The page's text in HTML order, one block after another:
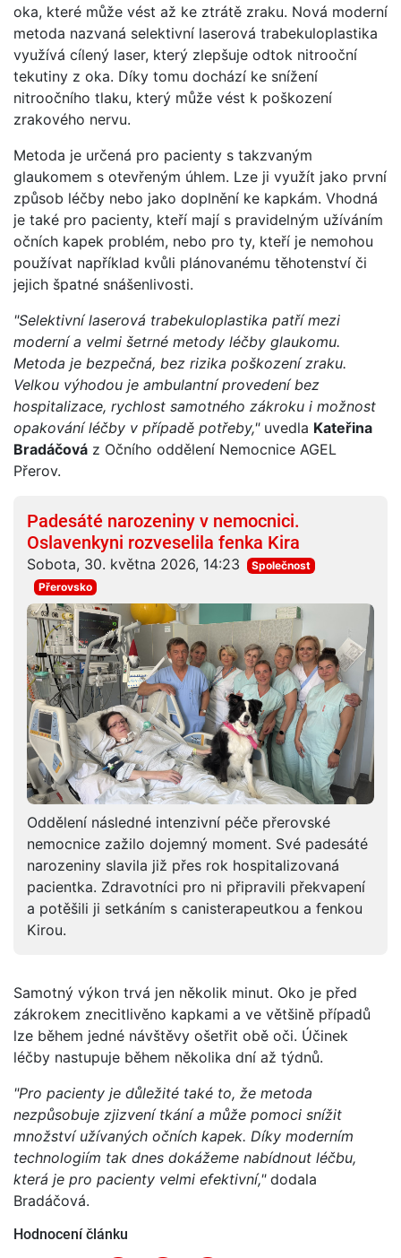
oka, které může vést až ke ztrátě zraku. Nová moderní
metoda nazvaná selektivní laserová trabekuloplastika
využívá cílený laser, který zlepšuje odtok nitrooční
tekutiny z oka. Díky tomu dochází ke snížení
nitroočního tlaku, který může vést k poškození
zrakového nervu.
Metoda je určená pro pacienty s takzvaným
glaukomem s otevřeným úhlem. Lze ji využít jako první
způsob léčby nebo jako doplnění ke kapkám. Vhodná
je také pro pacienty, kteří mají s pravidelným užíváním
očních kapek problém, nebo pro ty, kteří je nemohou
používat například kvůli plánovanému těhotenství či
jejich špatné snášenlivosti.
"Selektivní laserová trabekuloplastika patří mezi
moderní a velmi šetrné metody léčby glaukomu.
Metoda je bezpečná, bez rizika poškození zraku.
Velkou výhodou je ambulantní provedení bez
hospitalizace, rychlost samotného zákroku i možnost
opakování léčby v případě potřeby,"uvedla Kateřina
Bradáčová z Očního oddělení Nemocnice AGEL
Přerov.
Padesáté narozeniny v nemocnici.
Oslavenkyni rozveselila fenka Kira
Sobota, 30. května 2026, 14:23
Společnost
Přerovsko
Oddělení následné intenzivní péče přerovské
nemocnice zažilo dojemný moment. Své padesáté
narozeniny slavila již přes rok hospitalizovaná
pacientka. Zdravotníci pro ni připravili překvapení
a potěšili ji setkáním s canisterapeutkou a fenkou
Kirou.
Samotný výkon trvá jen několik minut. Oko je před
zákrokem znecitlivěno kapkami a ve většině případů
lze během jedné návštěvy ošetřit obě oči. Účinek
léčby nastupuje během několika dní až týdnů.
"Pro pacienty je důležité také to, že metoda
nezpůsobuje zjizvení tkání a může pomoci snížit
množství užívaných očních kapek. Díky moderním
technologiím tak dnes dokážeme nabídnout léčbu,
která je pro pacienty velmi efektivní,"dodala
Bradáčová.
Hodnocení článku